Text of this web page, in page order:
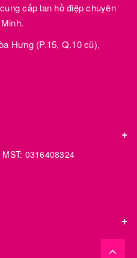
cấp lan hồ điệp chuyên
Hưng (P.15, Q.10 cũ),
0316408324